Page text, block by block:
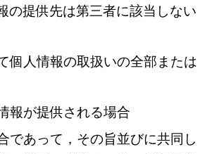
の提供先は第三者に該当しない
個人情報の取扱いの全部または
報が提供される場合
であって，その旨並びに共同し